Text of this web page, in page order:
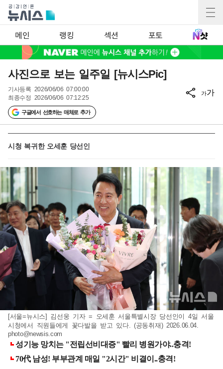
메인 랭킹 섹션 포토
사진으로 보는 일주일 [뉴시스Pic]
기사등록 2026/06/06 07:00:00
최종수정 2026/06/06 07:12:25
구글에서 선호하는 매체로 추가
가가
시청 복귀한 오세훈 당선인
[서울=뉴시스] 김선웅 기자 = 오세훈 서울특별시장 당선인이 4일 서울
시청에서 직원들에게 꽃다발을 받고 있다. (공동취재) 2026.06.04.
photo@newsis.com